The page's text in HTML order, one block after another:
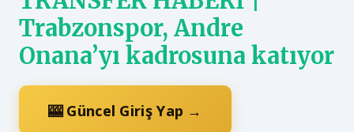
Trabzonspor, Andre
Onana’yı kadrosuna katıyor
🎰 Güncel Giriş Yap →